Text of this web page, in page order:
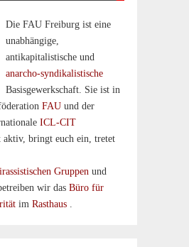
Die FAU Freiburg ist eine
un­abhängige,
antikapitalistische und
anarcho-syndikalistische
Basisgewerkschaft. Sie ist in
FAUund der
ICL-CIT
aktiv, bringt euch ein, tretet
Gruppenund
wir dasBüro für
imRasthaus